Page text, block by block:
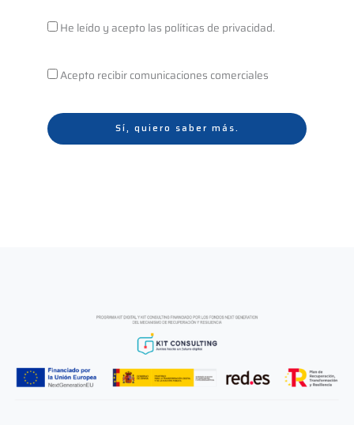
Teríminos
condiciones
He leído y acepto las políticas de privacidad.
Marketing
Acepto recibir comunicaciones comerciales
Sí, quiero saber más.